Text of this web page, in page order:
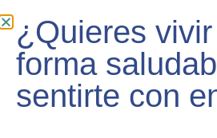
¿Quieres
forma
sentirte con